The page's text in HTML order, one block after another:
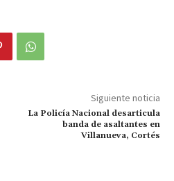
Siguiente noticia
La Policía Nacional desarticula
banda de asaltantes en
Villanueva, Cortés